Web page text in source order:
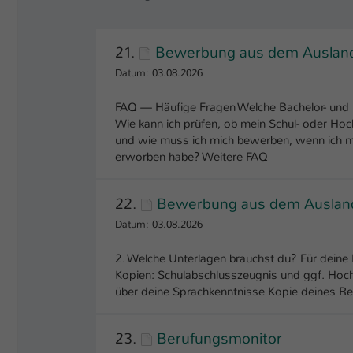
21. Bewerbung aus dem
Datum: 03.08.2026
FAQ — Häufige Fragen Welche Bachelor-
Wie kann ich prüfen, ob mein Schul- oder
und wie muss ich mich bewerben, wenn ich
erworben habe? Weitere FAQ
22. Bewerbung aus dem
Datum: 03.08.2026
2. Welche Unterlagen brauchst du? Für
Kopien: Schulabschlusszeugnis und ggf.
über deine Sprachkenntnisse Kopie deines
23. Berufungsmonitor